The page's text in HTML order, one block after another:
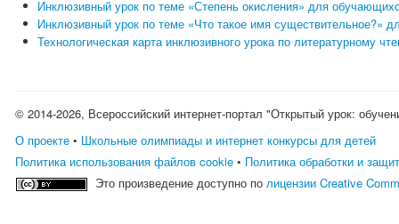
Инклюзивный урок по теме «Степень окисления» для
Инклюзивный урок по теме «Что такое имя существительное?»
Технологическая карта инклюзивного урока по литературному
© 2014-2026, Всероссийский интернет-портал "Открытый урок:
О проекте • Школьные олимпиады и интернет конкурсы для детей
Политика использования файлов cookie • Политика обработки и
Это произведение доступно полицензии Creative